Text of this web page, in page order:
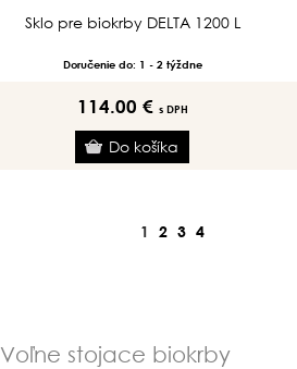
Sklo pre biokrby DELTA 1200 L
Doručenie do: 1 - 2 týždne
114.00 € s DPH
1 2 3 4
Voľne stojace biokrby